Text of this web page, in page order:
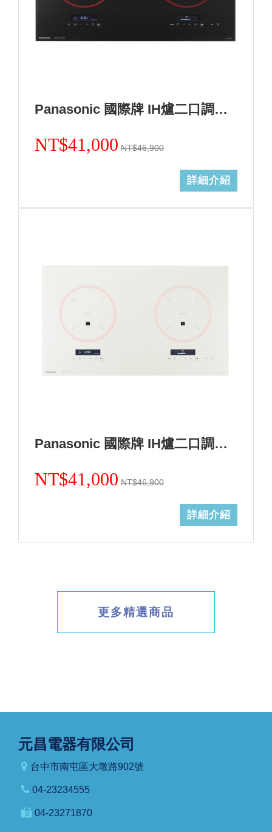
Panasonic 國際牌 IH爐二口調理爐黑色KY-A1W70-K (無安裝)
NT$41,000 NT$46,900
詳細介紹
Panasonic 國際牌 IH爐二口調理爐白色KY-A1W70-W (無安裝)
NT$41,000 NT$46,900
詳細介紹
更多精選商品
元昌電器有限公司
台中市南屯區大墩路902號
04-23234555
04-23271870